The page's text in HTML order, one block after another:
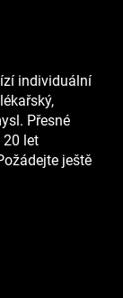
individuální
Přesné
20 let
ještě